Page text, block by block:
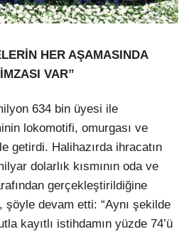
HER AŞAMASINDA
VAR”
634 bin üyesi ile
lokomotifi, omurgası ve
getirdi. Halihazırda ihracatın
dolarlık kısmının oda ve
gerçekleştirildiğine
devam etti: “Aynı şekilde
kayıtlı istihdamın yüzde 74’ü